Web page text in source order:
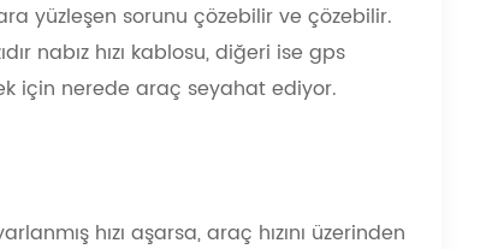
yüzleşen sorunu çözebilir ve çözebilir.
nabız hızı kablosu, diğeri ise gps
için nerede araç seyahat ediyor.
hızı aşarsa, araç hızını üzerinden